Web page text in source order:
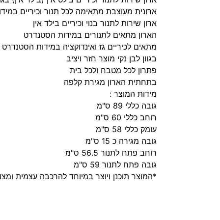
ארונית מעוצבת מתאימה לכל תנור וכיריים
ארון שירות לתנור בנוי וכיריים בילד אין
הארון מתאים לתנורים במידות הסטנדרט
מתאים לכיריים גז ואינדוקציה במידות הסטנדרט
בגוון לבן נקי מוצר חזר ויציב
פתרון לכל מטבח ולכל בית
בתחתית הארון מגירת קלפה
מידות המוצר :
גובה כללי 89 ס"מ
רוחב כללי 60 ס"מ
עומק כללי 58 ס"מ
גובה מגירה כ 15 ס"מ
רוחב פתח לתנור 56.5 ס"מ
גובה פתח לתנור 59 ס"מ
*המוצר תוכנן ויוצר במיוחד להרכבה עצמית